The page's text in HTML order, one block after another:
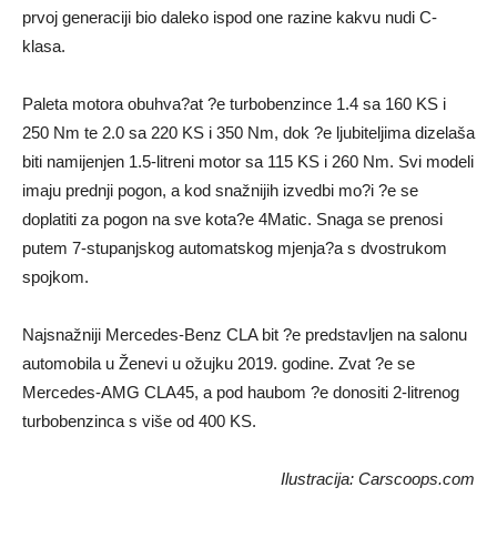
prvoj generaciji bio daleko ispod one razine kakvu nudi C-
klasa.
Paleta motora obuhva?at ?e turbobenzince 1.4 sa 160 KS i
250 Nm te 2.0 sa 220 KS i 350 Nm, dok ?e ljubiteljima dizelaša
biti namijenjen 1.5-litreni motor sa 115 KS i 260 Nm. Svi modeli
imaju prednji pogon, a kod snažnijih izvedbi mo?i ?e se
doplatiti za pogon na sve kota?e 4Matic. Snaga se prenosi
putem 7-stupanjskog automatskog mjenja?a s dvostrukom
spojkom.
Najsnažniji Mercedes-Benz CLA bit ?e predstavljen na salonu
automobila u Ženevi u ožujku 2019. godine. Zvat ?e se
Mercedes-AMG CLA45, a pod haubom ?e donositi 2-litrenog
turbobenzinca s više od 400 KS.
Ilustracija: Carscoops.com